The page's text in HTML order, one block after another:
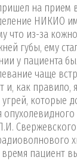
на прием
НИКИО
что из-за
губы, ему
у пациента
чаще
и, как правило,
которые
Свержевского
пациент